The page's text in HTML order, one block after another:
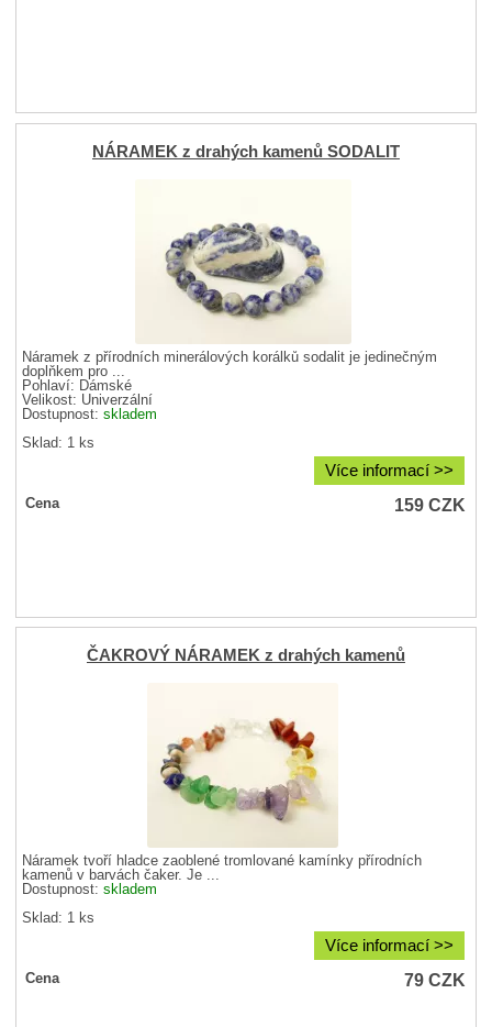
NÁRAMEK z drahých kamenů SODALIT
Náramek z přírodních minerálových korálků sodalit je jedinečným
doplňkem pro ...
Pohlaví: Dámské
Velikost: Univerzální
Dostupnost:skladem
Sklad: 1 ks
Více informací >>
Cena 159CZK
ČAKROVÝ NÁRAMEK z drahých kamenů
Náramek tvoří hladce zaoblené tromlované kamínky přírodních
kamenů v barvách čaker. Je ...
Dostupnost:skladem
Sklad: 1 ks
Více informací >>
Cena 79CZK